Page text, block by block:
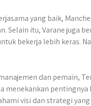
yang baik,
Selain itu, Varane juga
bekerja lebih keras.
dan pemain,
menekankan
visi dan strategi